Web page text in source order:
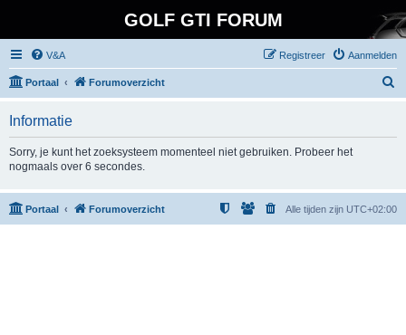
GOLF GTI FORUM
V&A Aanmelden
Registreer
Portaal Forumoverzicht
Informatie
Sorry, je kunt het zoeksysteem momenteel niet gebruiken. Probeer het
nogmaals over 6 secondes.
Portaal Forumoverzicht Alle tijden zijn UTC+02:00